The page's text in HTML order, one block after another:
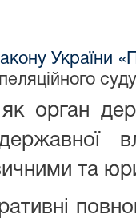
України
орган
та